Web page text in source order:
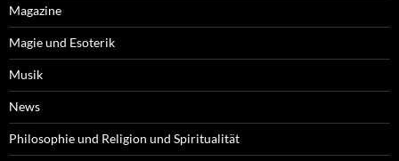
Magazine
Magie und Esoterik
Musik
News
Philosophie und Religion und Spiritualität